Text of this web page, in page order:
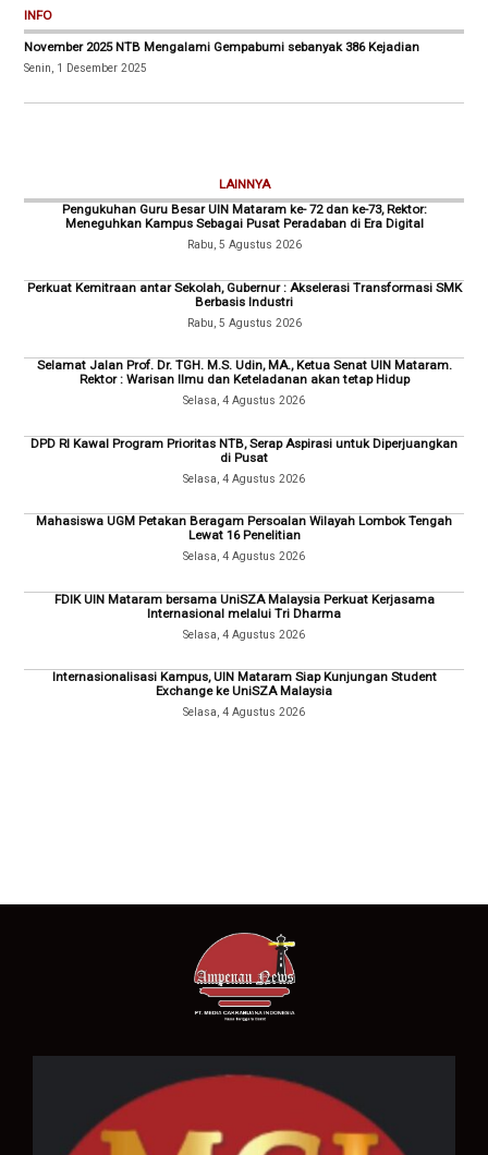
INFO
November 2025 NTB Mengalami Gempabumi sebanyak 386 Kejadian
Senin, 1 Desember 2025
LAINNYA
Pengukuhan Guru Besar UIN Mataram ke- 72 dan ke-73, Rektor:
Meneguhkan Kampus Sebagai Pusat Peradaban di Era Digital
Rabu, 5 Agustus 2026
Perkuat Kemitraan antar Sekolah, Gubernur : Akselerasi Transformasi SMK
Berbasis Industri
Rabu, 5 Agustus 2026
Selamat Jalan Prof. Dr. TGH. M.S. Udin, MA., Ketua Senat UIN Mataram.
Rektor : Warisan Ilmu dan Keteladanan akan tetap Hidup
Selasa, 4 Agustus 2026
DPD RI Kawal Program Prioritas NTB, Serap Aspirasi untuk Diperjuangkan
di Pusat
Selasa, 4 Agustus 2026
Mahasiswa UGM Petakan Beragam Persoalan Wilayah Lombok Tengah
Lewat 16 Penelitian
Selasa, 4 Agustus 2026
FDIK UIN Mataram bersama UniSZA Malaysia Perkuat Kerjasama
Internasional melalui Tri Dharma
Selasa, 4 Agustus 2026
Internasionalisasi Kampus, UIN Mataram Siap Kunjungan Student
Exchange ke UniSZA Malaysia
Selasa, 4 Agustus 2026